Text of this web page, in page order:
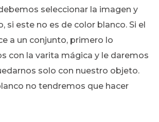
seleccionar la imagen y
si este no es de color blanco. Si el
a un conjunto, primero lo
con la varita mágica y le daremos
solo con nuestro objeto.
no tendremos que hacer